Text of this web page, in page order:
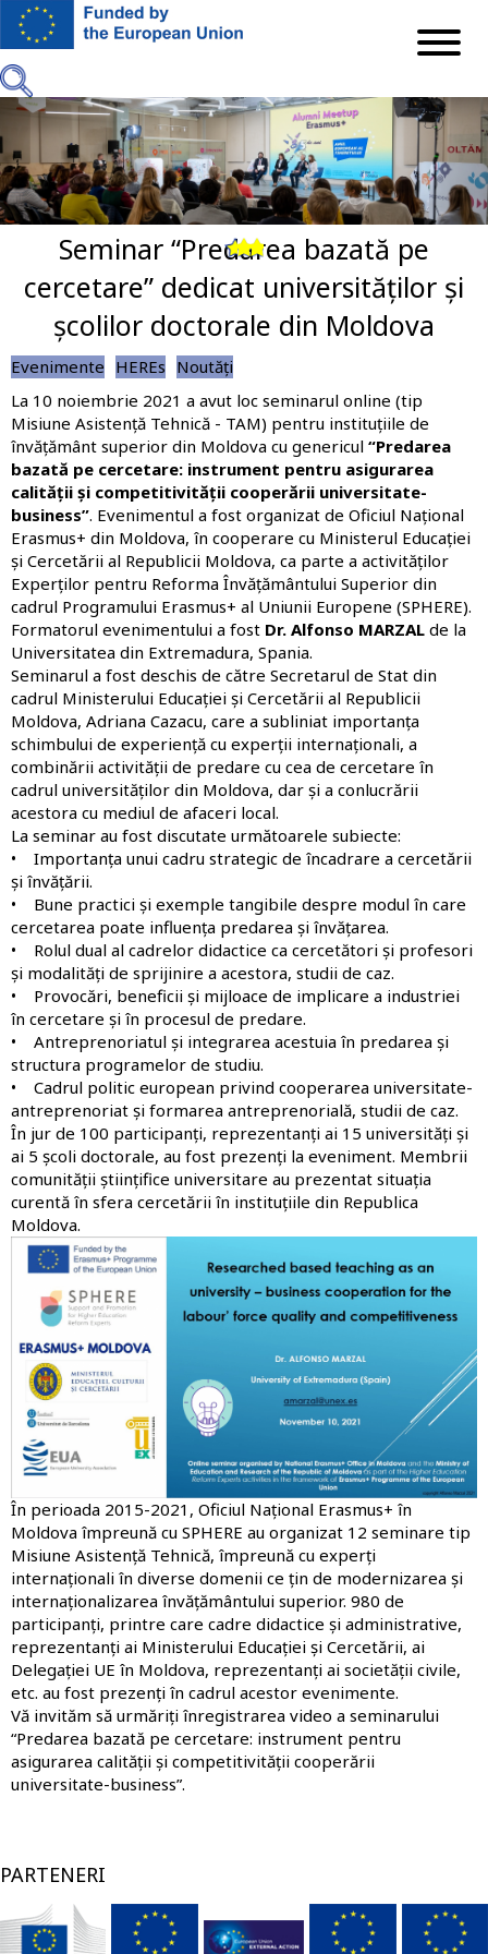
Mergi
principal
PreviousSeminar “Predarea bazată pe
cercetare” dedicat universităților și
școlilor doctorale din Moldova
Evenimente HEREs Noutăți
La 10 noiembrie 2021 a avut loc seminarul online (tip
Misiune Asistență Tehnică - TAM) pentru instituțiile de
învățământ superior din Moldova cu genericul “Predarea
bazată pe cercetare: instrument pentru asigurarea
calității și competitivității cooperării universitate-
business”. Evenimentul a fost organizat de Oficiul Național
Erasmus+ din Moldova, în cooperare cu Ministerul Educației
și Cercetării al Republicii Moldova, ca parte a activităților
Experților pentru Reforma Învățământului Superior din
cadrul Programului Erasmus+ al Uniunii Europene (SPHERE).
Formatorul evenimentului a fost Dr. Alfonso MARZAL de la
Universitatea din Extremadura, Spania.
Seminarul a fost deschis de către Secretarul de Stat din
cadrul Ministerului Educației și Cercetării al Republicii
Moldova, Adriana Cazacu, care a subliniat importanța
schimbului de experiență cu experții internaționali, a
combinării activității de predare cu cea de cercetare în
cadrul universităților din Moldova, dar și a conlucrării
acestora cu mediul de afaceri local.
La seminar au fost discutate următoarele subiecte:
• Importanța unui cadru strategic de încadrare a cercetării
și învățării.
• Bune practici și exemple tangibile despre modul în care
cercetarea poate influența predarea și învățarea.
• Rolul dual al cadrelor didactice ca cercetători și profesori
și modalități de sprijinire a acestora, studii de caz.
• Provocări, beneficii și mijloace de implicare a industriei
în cercetare și în procesul de predare.
• Antreprenoriatul și integrarea acestuia în predarea și
structura programelor de studiu.
• Cadrul politic european privind cooperarea universitate-
antreprenoriat și formarea antreprenorială, studii de caz.
În jur de 100 participanți, reprezentanți ai 15 universități și
ai 5 școli doctorale, au fost prezenți la eveniment. Membrii
comunității științifice universitare au prezentat situația
curentă în sfera cercetării în instituțiile din Republica
Moldova.
Imagine
În perioada 2015-2021, Oficiul Național Erasmus+ în
Moldova împreună cu SPHERE au organizat 12 seminare tip
Misiune Asistență Tehnică, împreună cu experți
internaționali în diverse domenii ce țin de modernizarea și
internaționalizarea învățământului superior. 980 de
participanți, printre care cadre didactice și administrative,
reprezentanți ai Ministerului Educației și Cercetării, ai
Delegației UE în Moldova, reprezentanți ai societății civile,
etc. au fost prezenți în cadrul acestor evenimente.
Vă invităm să urmăriți înregistrarea video a seminarului
“Predarea bazată pe cercetare: instrument pentru
asigurarea calității și competitivității cooperării
universitate-business”.
PARTENERI